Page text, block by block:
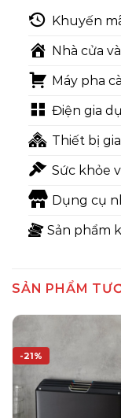
Khuyến
Nhà cửa
Máy pha
Điện gia
Thiết bị
Sức khỏe
Dụng cụ
Sản phẩm
SẢN PHẨM
-21%